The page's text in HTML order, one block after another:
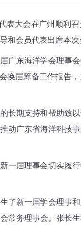
表大会在广州顺利
和会员代表出席本次
广东海洋学会理事
换届筹备工作报告
长期支持和帮助致以
动广东省海洋科技
一届理事会切实履
了新一届学会理事
常务理事会。张长